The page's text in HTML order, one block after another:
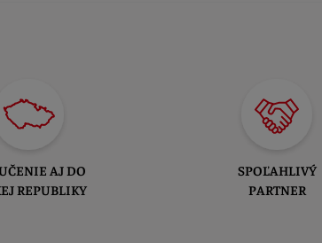
AJ DO
REPUBLIKY
SPOĽAHLIVÝ
PARTNER